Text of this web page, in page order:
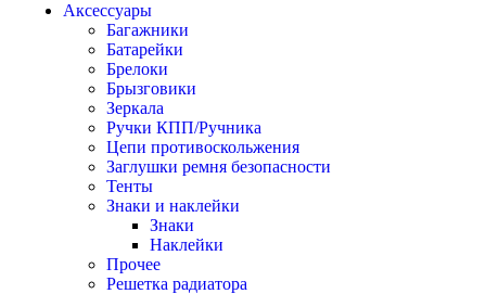
Аксессуары
Багажники
Батарейки
Брелоки
Брызговики
Зеркала
Ручки КПП/Ручника
Цепи противоскольжения
Заглушки ремня безопасности
Тенты
Знаки и наклейки
Знаки
Наклейки
Прочее
Решетка радиатора